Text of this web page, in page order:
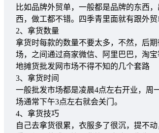
比如品牌外贸单，一般都是品牌的东西
西，做工都不错。四季青里面就有跟外贸
2、拿货数量
拿货时每款的数量不要太多，不然，后
场，之间通过商家微信、阿里巴巴，淘宝
地摊货批发网市场不得不知的几个套路
3、拿货时间
一般批发市场都是凌晨4点左右开业，周
场通常下午3点左右就会关门。
4、拿货技巧
自己去拿货很累，衣服多了很沉，提不